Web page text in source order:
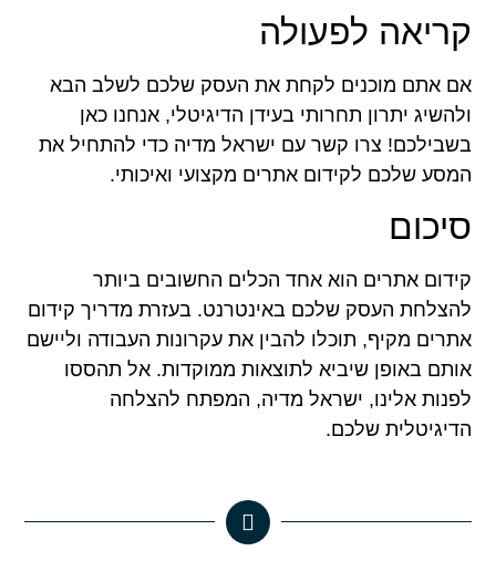
קריאה לפעולה
אם אתם מוכנים לקחת את העסק שלכם לשלב הבא
ולהשיג יתרון תחרותי בעידן הדיגיטלי, אנחנו כאן
בשבילכם! צרו קשר עם ישראל מדיה כדי להתחיל את
המסע שלכם לקידום אתרים מקצועי ואיכותי.
סיכום
קידום אתרים הוא אחד הכלים החשובים ביותר
להצלחת העסק שלכם באינטרנט. בעזרת מדריך קידום
אתרים מקיף, תוכלו להבין את עקרונות העבודה וליישם
אותם באופן שיביא לתוצאות ממוקדות. אל תהססו
לפנות אלינו, ישראל מדיה, המפתח להצלחה
הדיגיטלית שלכם.